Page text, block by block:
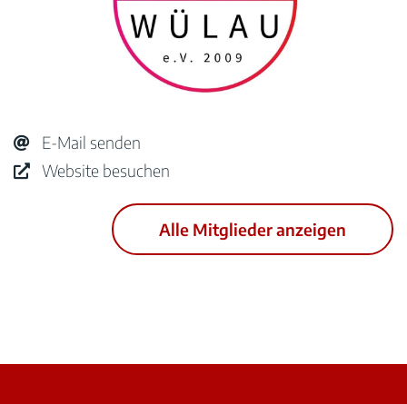
E-Mail senden
Website besuchen
Alle Mitglieder anzeigen